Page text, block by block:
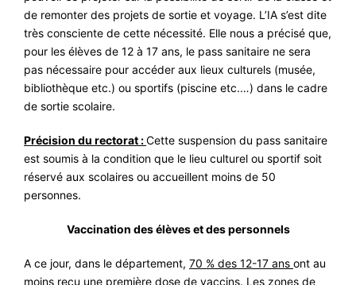
de remonter des projets de sortie et voyage. L’IA s’est dite
très consciente de cette nécessité. Elle nous a précisé que,
pour les élèves de 12 à 17 ans, le pass sanitaire ne sera
pas nécessaire pour accéder aux lieux culturels (musée,
bibliothèque etc.) ou sportifs (piscine etc.…) dans le cadre
de sortie scolaire.
Précision du rectorat :Cette suspension du pass sanitaire
est soumis à la condition que le lieu culturel ou sportif soit
réservé aux scolaires ou accueillent moins de 50
personnes.
Vaccination des élèves et des personnels
A ce jour, dans le département, 70 % des 12-17 ans ont au
moins reçu une première dose de vaccins. Les zones de